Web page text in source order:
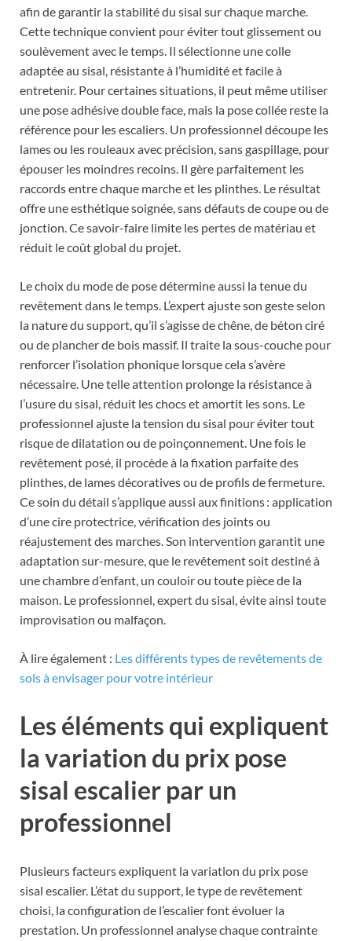
afin de garantir la stabilité du sisal sur chaque marche.
Cette technique convient pour éviter tout glissement ou
soulèvement avec le temps. Il sélectionne une colle
adaptée au sisal, résistante à l’humidité et facile à
entretenir. Pour certaines situations, il peut même utiliser
une pose adhésive double face, mais la pose collée reste la
référence pour les escaliers. Un professionnel découpe les
lames ou les rouleaux avec précision, sans gaspillage, pour
épouser les moindres recoins. Il gère parfaitement les
raccords entre chaque marche et les plinthes. Le résultat
offre une esthétique soignée, sans défauts de coupe ou de
jonction. Ce savoir-faire limite les pertes de matériau et
réduit le coût global du projet.
Le choix du mode de pose détermine aussi la tenue du
revêtement dans le temps. L’expert ajuste son geste selon
la nature du support, qu’il s’agisse de chêne, de béton ciré
ou de plancher de bois massif. Il traite la sous-couche pour
renforcer l’isolation phonique lorsque cela s’avère
nécessaire. Une telle attention prolonge la résistance à
l’usure du sisal, réduit les chocs et amortit les sons. Le
professionnel ajuste la tension du sisal pour éviter tout
risque de dilatation ou de poinçonnement. Une fois le
revêtement posé, il procède à la fixation parfaite des
plinthes, de lames décoratives ou de profils de fermeture.
Ce soin du détail s’applique aussi aux finitions : application
d’une cire protectrice, vérification des joints ou
réajustement des marches. Son intervention garantit une
adaptation sur-mesure, que le revêtement soit destiné à
une chambre d’enfant, un couloir ou toute pièce de la
maison. Le professionnel, expert du sisal, évite ainsi toute
improvisation ou malfaçon.
À lire également : Les différents types de revêtements de
sols à envisager pour votre intérieur
Les éléments qui expliquent
la variation du prix pose
sisal escalier par un
professionnel
Plusieurs facteurs expliquent la variation du prix pose
sisal escalier. L’état du support, le type de revêtement
choisi, la configuration de l’escalier font évoluer la
prestation. Un professionnel analyse chaque contrainte